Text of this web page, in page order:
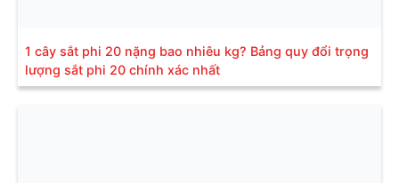
1 cây sắt phi 20 nặng bao nhiêu kg? Bảng quy đổi trọng
lượng sắt phi 20 chính xác nhất